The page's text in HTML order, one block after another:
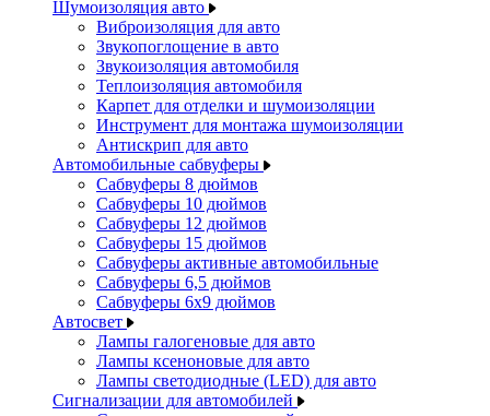
Шумоизоляция авто
Виброизоляция для авто
Звукопоглощение в авто
Звукоизоляция автомобиля
Теплоизоляция автомобиля
Карпет для отделки и шумоизоляции
Инструмент для монтажа шумоизоляции
Антискрип для авто
Автомобильные сабвуферы
Сабвуферы 8 дюймов
Сабвуферы 10 дюймов
Сабвуферы 12 дюймов
Сабвуферы 15 дюймов
Сабвуферы активные автомобильные
Сабвуферы 6,5 дюймов
Сабвуферы 6x9 дюймов
Автосвет
Лампы галогеновые для авто
Лампы ксеноновые для авто
Лампы светодиодные (LED) для авто
Сигнализации для автомобилей